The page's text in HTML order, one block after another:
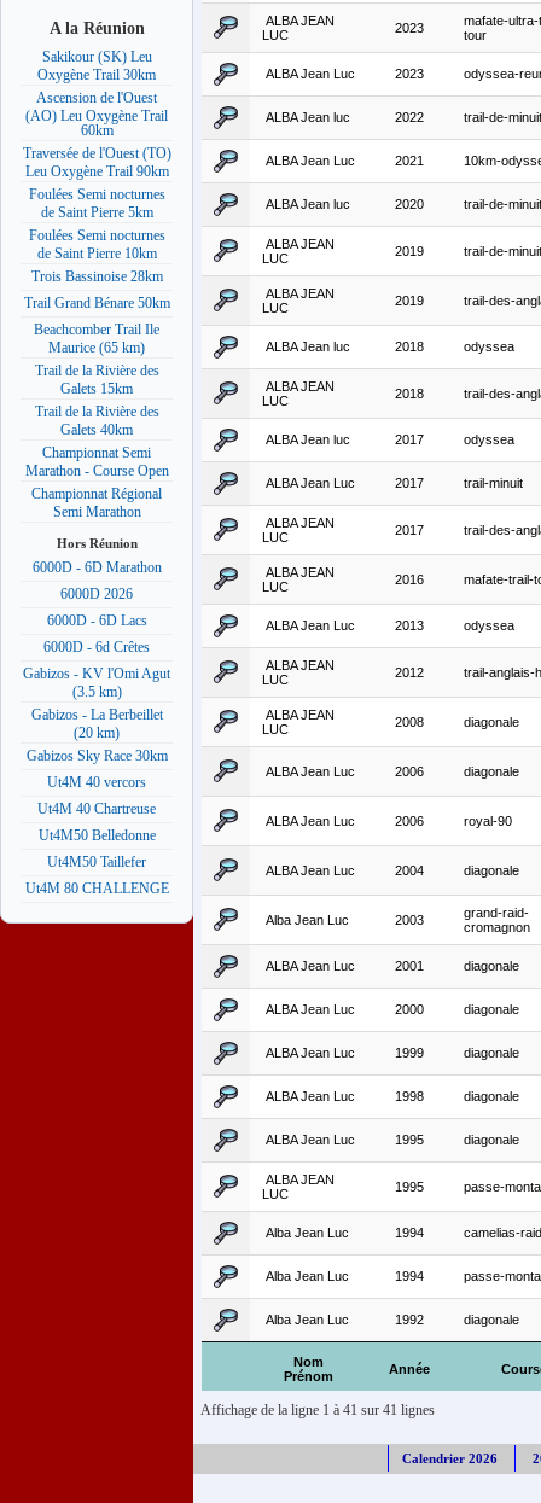
A la Réunion
Sakikour (SK) Leu
Oxygène Trail 30km
Ascension de l'Ouest
(AO) Leu Oxygène Trail
60km
Traversée de l'Ouest (TO)
Leu Oxygène Trail 90km
Foulées Semi nocturnes
de Saint Pierre 5km
Foulées Semi nocturnes
de Saint Pierre 10km
Trois Bassinoise 28km
Trail Grand Bénare 50km
Beachcomber Trail Ile
Maurice (65 km)
Trail de la Rivière des
Galets 15km
Trail de la Rivière des
Galets 40km
Championnat Semi
Marathon - Course Open
Championnat Régional
Semi Marathon
Hors Réunion
6000D - 6D Marathon
6000D 2026
6000D - 6D Lacs
6000D - 6d Crêtes
Gabizos - KV l'Omi Agut
(3.5 km)
Gabizos - La Berbeillet
(20 km)
Gabizos Sky Race 30km
Ut4M 40 vercors
Ut4M 40 Chartreuse
Ut4M50 Belledonne
Ut4M50 Taillefer
Ut4M 80 CHALLENGE
Nom
Prénom
Année
ALBA JEAN
LUC
2023
mafate-ultra-
tour
ALBA Jean Luc 2023 odyssea-
ALBA Jean luc 2022 trail-de-minuit
ALBA Jean Luc 2021 10km-
ALBA Jean luc 2020 trail-de-minuit
ALBA JEAN
LUC
2019 trail-de-minuit
ALBA JEAN
LUC
2019 trail-des-
ALBA Jean luc 2018 odyssea
ALBA JEAN
LUC
2018 trail-des-
ALBA Jean luc 2017 odyssea
ALBA Jean Luc 2017 trail-minuit
ALBA JEAN
LUC
2017 trail-des-
ALBA JEAN
LUC
2016 mafate-trail-
ALBA Jean Luc 2013 odyssea
ALBA JEAN
LUC
2012 trail-anglais-h
ALBA JEAN
LUC
2008 diagonale
ALBA Jean Luc 2006 diagonale
ALBA Jean Luc 2006 royal-90
ALBA Jean Luc 2004 diagonale
Alba Jean Luc 2003
grand-raid-
cromagnon
ALBA Jean Luc 2001 diagonale
ALBA Jean Luc 2000 diagonale
ALBA Jean Luc 1999 diagonale
ALBA Jean Luc 1998 diagonale
ALBA Jean Luc 1995 diagonale
ALBA JEAN
LUC
1995 passe-
Alba Jean Luc 1994 camelias-raid
Alba Jean Luc 1994 passe-
Alba Jean Luc 1992 diagonale
Affichage de la ligne 1 à 41 sur 41 lignes
Calendrier 2026